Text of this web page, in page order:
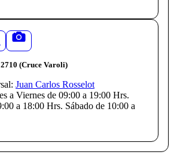
(Cruce Varoli)
Juan Carlos Rosselot
a Viernes de 09:00 a 19:00 Hrs.
a 18:00 Hrs. Sábado de 10:00 a